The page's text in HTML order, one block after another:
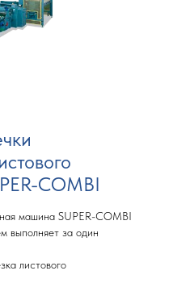
COMBI
машина SUPER-COMBI
выполняет за один
листового